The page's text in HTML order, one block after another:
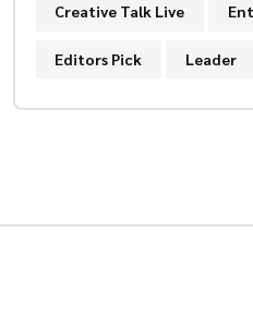
Creative Talk Live
Editors Pick Leader